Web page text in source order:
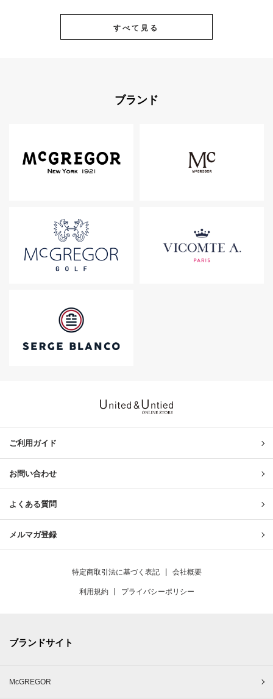
すべて見る
ブランド
ご利用ガイド
お問い合わせ
よくある質問
メルマガ登録
特定商取引法に基づく表記 会社概要
利用規約 プライバシーポリシー
ブランドサイト
McGREGOR